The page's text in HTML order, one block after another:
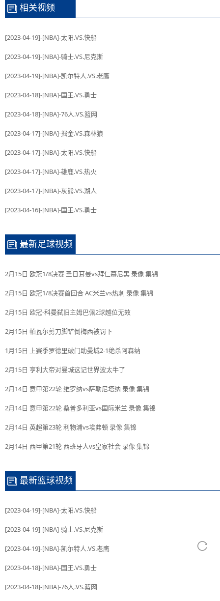
相关视频
[2023-04-19]-[NBA]-太阳.VS.快船
[2023-04-19]-[NBA]-骑士.VS.尼克斯
[2023-04-19]-[NBA]-凯尔特人.VS.老鹰
[2023-04-18]-[NBA]-国王.VS.勇士
[2023-04-18]-[NBA]-76人.VS.篮网
[2023-04-17]-[NBA]-掘金.VS.森林狼
[2023-04-17]-[NBA]-太阳.VS.快船
[2023-04-17]-[NBA]-雄鹿.VS.热火
[2023-04-17]-[NBA]-灰熊.VS.湖人
[2023-04-16]-[NBA]-国王.VS.勇士
最新足球视频
2月15日 欧冠1/8决赛 圣日耳曼vs拜仁慕尼黑 录像 集锦
2月15日 欧冠1/8决赛首回合 AC米兰vs热刺 录像 集锦
2月15日 欧冠-科曼弑旧主姆巴佩2球越位无效
2月15日 帕瓦尔剪刀脚铲倒梅西被罚下
1月15日 上赛季罗德里破门助曼城2-1绝杀阿森纳
2月15日 亨利大帝对曼城这记世界波太牛了
2月14日 意甲第22轮 维罗纳vs萨勒尼塔纳 录像 集锦
2月14日 意甲第22轮 桑普多利亚vs国际米兰 录像 集锦
2月14日 英超第23轮 利物浦vs埃弗顿 录像 集锦
2月14日 西甲第21轮 西班牙人vs皇家社会 录像 集锦
最新篮球视频
[2023-04-19]-[NBA]-太阳.VS.快船
[2023-04-19]-[NBA]-骑士.VS.尼克斯
[2023-04-19]-[NBA]-凯尔特人.VS.老鹰
[2023-04-18]-[NBA]-国王.VS.勇士
[2023-04-18]-[NBA]-76人.VS.篮网